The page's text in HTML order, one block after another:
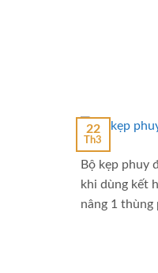
22
Th3
Bộ kẹp phuy
khi dùng kết
nâng 1 thùng